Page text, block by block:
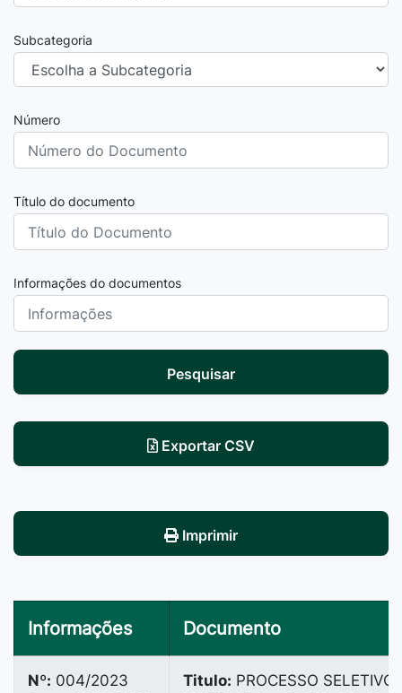
Subcategoria
Número
Título do documento
Informações do documentos
Pesquisar
Exportar CSV
Imprimir
Informações Documento
Nº: 004/2023
Titulo: PROCESSO